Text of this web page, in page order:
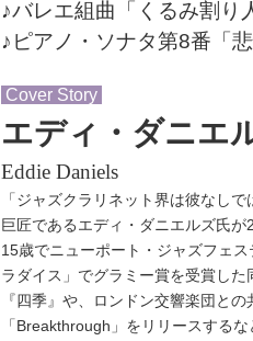
♪バレエ組曲「くるみ割り
♪ピアノ・ソナタ第8番「
Cover Story
エディ・ダニエ
Eddie Daniels
「ジャズクラリネット界は彼なし
巨匠であるエディ・ダニエルズ氏が
15歳でニューポート・ジャズフェ
ラダイス」でグラミー賞を受賞し
『四季』や、ロンドン交響楽団と
「Breakthrough」をリリースする